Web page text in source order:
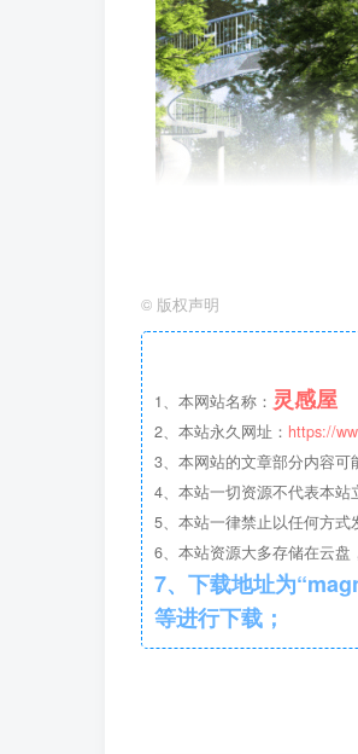
景观廊道.png
© 版权声明
1、本网站名称： 灵感屋
2、本站永久网址： https://
3、本网站的文章部分内容可
4、本站一切资源不代表本站
5、本站一律禁止以任何方
6、本站资源大多存储在云盘
7、下载地址为“magnet”
等进行下载；